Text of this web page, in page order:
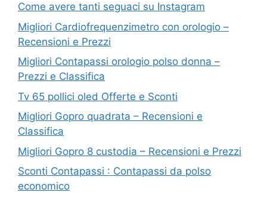
Come avere tanti seguaci su Instagram
Migliori Cardiofrequenzimetro con orologio –
Recensioni e Prezzi
Migliori Contapassi orologio polso donna –
Prezzi e Classifica
Tv 65 pollici oled Offerte e Sconti
Migliori Gopro quadrata – Recensioni e
Classifica
Migliori Gopro 8 custodia – Recensioni e Prezzi
Sconti Contapassi : Contapassi da polso
economico